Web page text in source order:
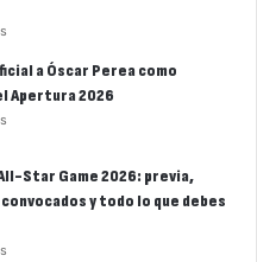
a Óscar Perea como
Apertura 2026
All-Star Game 2026: previa,
y todo lo que debes